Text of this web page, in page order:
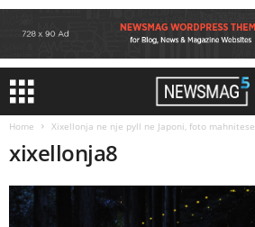
Home Xixellonja ne nje pyll ne Japoni, foto mahnitese
xixellonja8